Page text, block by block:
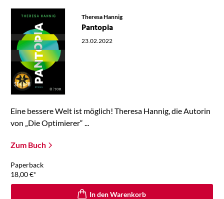
Theresa Hannig
Pantopia
23.02.2022
Eine bessere Welt ist möglich! Theresa Hannig, die Autorin
von „Die Optimierer“ ...
Zum Buch
Paperback
18,00€*
In den Warenkorb